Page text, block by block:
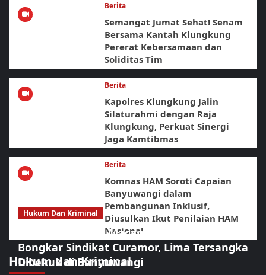
Berita
Semangat Jumat Sehat! Senam
Bersama Kantah Klungkung
Pererat Kebersamaan dan
Soliditas Tim
Berita
Kapolres Klungkung Jalin
Silaturahmi dengan Raja
Klungkung, Perkuat Sinergi
Jaga Kamtibmas
Berita
Komnas HAM Soroti Capaian
Banyuwangi dalam
Pembangunan Inklusif,
Diusulkan Ikut Penilaian HAM
Nasional
Hukum dan Kriminal
Hukum Dan Kriminal
Sikat Habis! URC Macan Blambangan
Bongkar Sindikat Curamor, Lima Tersangka
Dibekuk di Banyuwangi